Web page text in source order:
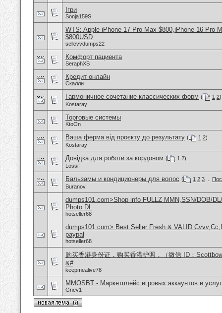
Ігри
Sonja159S
WTS: Apple iPhone 17 Pro Max $800,iPhone 16 Pro
$800USD
sellcvvdumps22
Комфорт пациента
SeraphXS
Кредит онлайн
Скалли
Гармоничное сочетание классических форм ( 1 2)
Kostaray
Торговые системы
KtoOn
Ваша ферма від проєкту до результату ( 1 2)
Kostaray
Довідка для роботи за кордоном ( 1 2)
Lossif
Бальзамы и кондиционеры для волос ( 1 2 3
Buranov
dumps101.com>Shop info FULLZ MMN,SSN/DOB/
Photo DL
hotseller68
dumps101.com> Best Seller Fresh & VALID
paypal
hotseller68
购买香港身份证，购买香港护照，（微信 ID：
&#
keepmealive78
MMOSBT - Маркетплейс игровых аккаунтов и услуг
Gnev1